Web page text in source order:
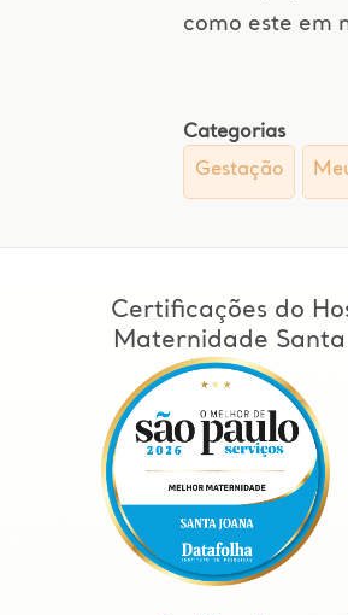
como este em
Categorias
Gestação
Certificações do
Maternidade